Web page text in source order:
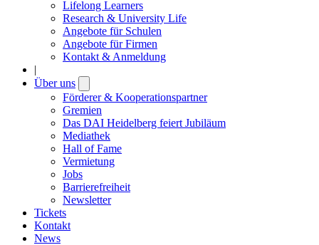
Lifelong Learners
Research & University Life
Angebote für Schulen
Angebote für Firmen
Kontakt & Anmeldung
|
Über uns
submenu
Förderer & Kooperationspartner
Gremien
Das DAI Heidelberg feiert Jubiläum
Mediathek
Hall of Fame
Vermietung
Jobs
Barrierefreiheit
Newsletter
Tickets
Kontakt
News